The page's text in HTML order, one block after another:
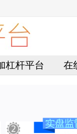
杠杆平台 在